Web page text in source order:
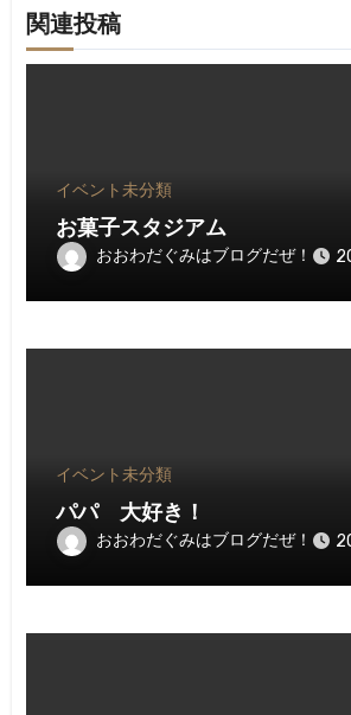
関連投稿
イベント未分類
お菓子スタジアム
おおわだぐみはブログだぜ！
イベント未分類
パパ 大好き！
おおわだぐみはブログだぜ！